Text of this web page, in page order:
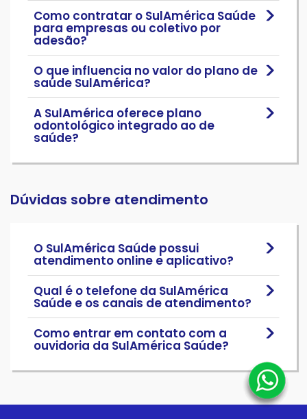
Como contratar o SulAmérica Saúde
para empresas ou coletivo por
adesão?
O que influencia no valor do plano de
saúde SulAmérica?
A SulAmérica oferece plano
odontológico integrado ao de
saúde?
Dúvidas sobre atendimento
O SulAmérica Saúde possui
atendimento online e aplicativo?
Qual é o telefone da SulAmérica
Saúde e os canais de atendimento?
Como entrar em contato com a
ouvidoria da SulAmérica Saúde?